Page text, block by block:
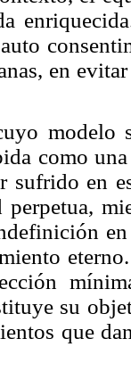
en
modelo
como
sufrido en
perpetua,
su
que